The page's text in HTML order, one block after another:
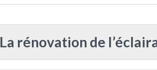
La rénovation de